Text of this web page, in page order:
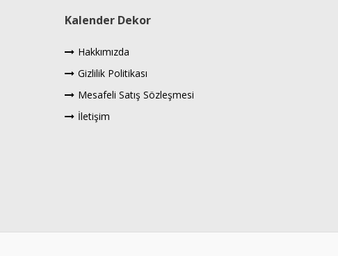
Kalender Dekor
Hakkımızda
Gizlilik Politikası
Mesafeli Satış Sözleşmesi
İletişim